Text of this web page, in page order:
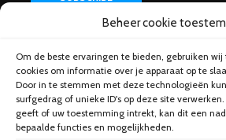
Help & Support
Beheer cookie
Om de beste ervaringen te bieden, gebruiken
cookies om informatie over je apparaat op te
Door in te stemmen met deze technologieën
surfgedrag of unieke ID's op deze site
geeft of uw toestemming intrekt, kan dit een
bepaalde functies en mogelijkheden.